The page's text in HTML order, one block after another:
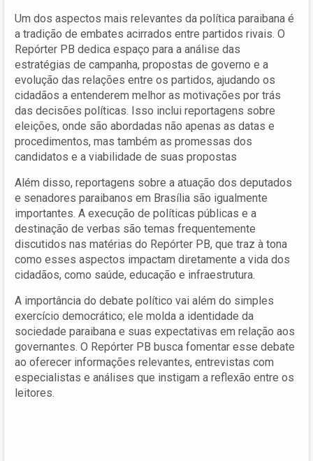
Um dos aspectos mais relevantes da política paraibana é
a tradição de embates acirrados entre partidos rivais. O
Repórter PB dedica espaço para a análise das
estratégias de campanha, propostas de governo e a
evolução das relações entre os partidos, ajudando os
cidadãos a entenderem melhor as motivações por trás
das decisões políticas. Isso inclui reportagens sobre
eleições, onde são abordadas não apenas as datas e
procedimentos, mas também as promessas dos
candidatos e a viabilidade de suas propostas
Além disso, reportagens sobre a atuação dos deputados
e senadores paraibanos em Brasília são igualmente
importantes. A execução de políticas públicas e a
destinação de verbas são temas frequentemente
discutidos nas matérias do Repórter PB, que traz à tona
como esses aspectos impactam diretamente a vida dos
cidadãos, como saúde, educação e infraestrutura.
A importância do debate político vai além do simples
exercício democrático; ele molda a identidade da
sociedade paraibana e suas expectativas em relação aos
governantes. O Repórter PB busca fomentar esse debate
ao oferecer informações relevantes, entrevistas com
especialistas e análises que instigam a reflexão entre os
leitores.